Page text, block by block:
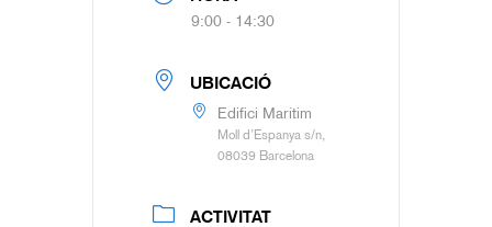
9:00 - 14:30
UBICACIÓ
Edifici Marítim
Moll d’Espanya s/n,
08039 Barcelona
ACTIVITAT